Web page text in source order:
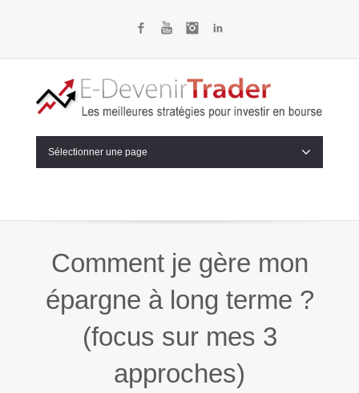
FacebookYouTubeInstagram
Sélectionner une page
Comment je gère mon
épargne à long terme ?
(focus sur mes 3
approches)